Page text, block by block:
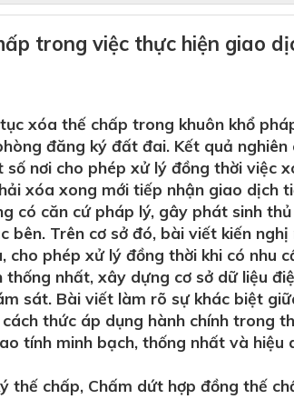
trong việc thực hiện giao
xóa thế chấp trong khuôn khổ
đăng ký đất đai. Kết quả nghiên
nơi cho phép xử lý đồng thời việc
xóa xong mới tiếp nhận giao dịch
có căn cứ pháp lý, gây phát sinh
bên. Trên cơ sở đó, bài viết kiến
phép xử lý đồng thời khi có nhu
thống nhất, xây dựng cơ sở dữ liệu
sát. Bài viết làm rõ sự khác biệt
thức áp dụng hành chính trong
tính minh bạch, thống nhất và hiệu
thế chấp, Chấm dứt hợp đồng thế